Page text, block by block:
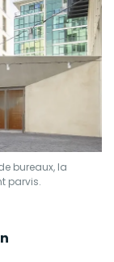
bureaux, la
parvis.